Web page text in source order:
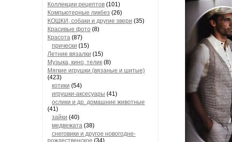
Коллекции рецептов (101)
Компьютерные ликбез (26)
КОШКИ, собаки и другие звери (35)
Красивые фото (8)
Красота (87)
прически (15)
Летние вязалки (15)
Музыка, кино, телик (8)
Мягкие игрушки (вязаные и шитые)
(423)
котики (54)
игрушки-аксесуары (41)
ослики и др. домашние животные
(41)
зайки (40)
медвежата (38)
снеговики и другое новогодне-
рождественское (34)